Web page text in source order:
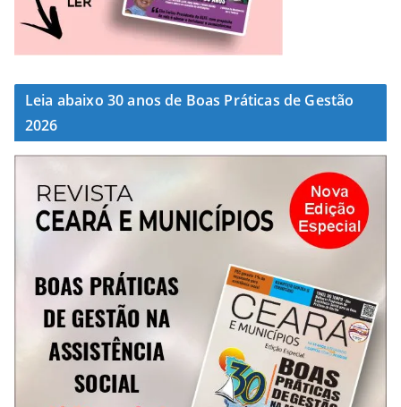
Leia abaixo 30 anos de Boas Práticas de Gestão
2026